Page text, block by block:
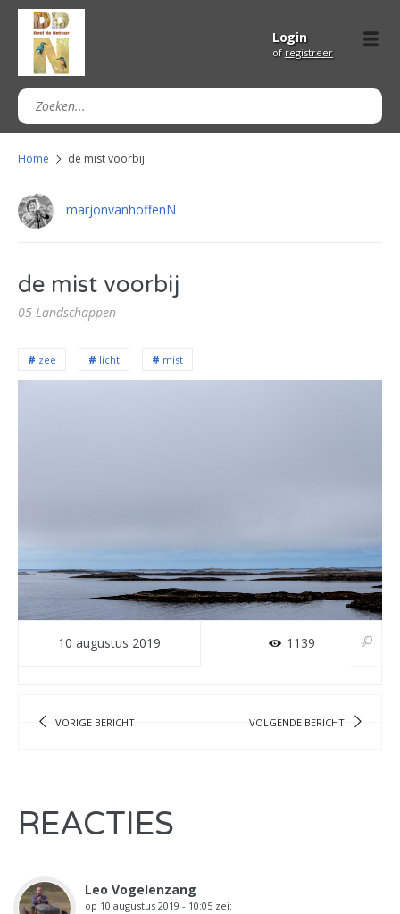
Login
of registreer
Home de mist voorbij
marjonvanhoffenN
de mist voorbij
05-Landschappen
zee licht mist
10 augustus 2019 1139
VORIGE BERICHT VOLGENDE BERICHT
REACTIES
Leo Vogelenzang
op 10 augustus 2019 - 10:05 zei: